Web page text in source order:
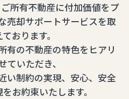
所有不動産に付加価値をプ
売却サポートサービスを取
おります。
有の不動産の特色をヒアリ
ていただき、
い制約の実現、安心、安全
お約束いたします。